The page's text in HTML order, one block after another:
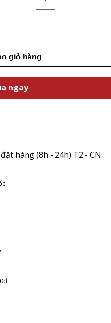
giỏ hàng
ngay
hàng (8h - 24h) T2 - CN